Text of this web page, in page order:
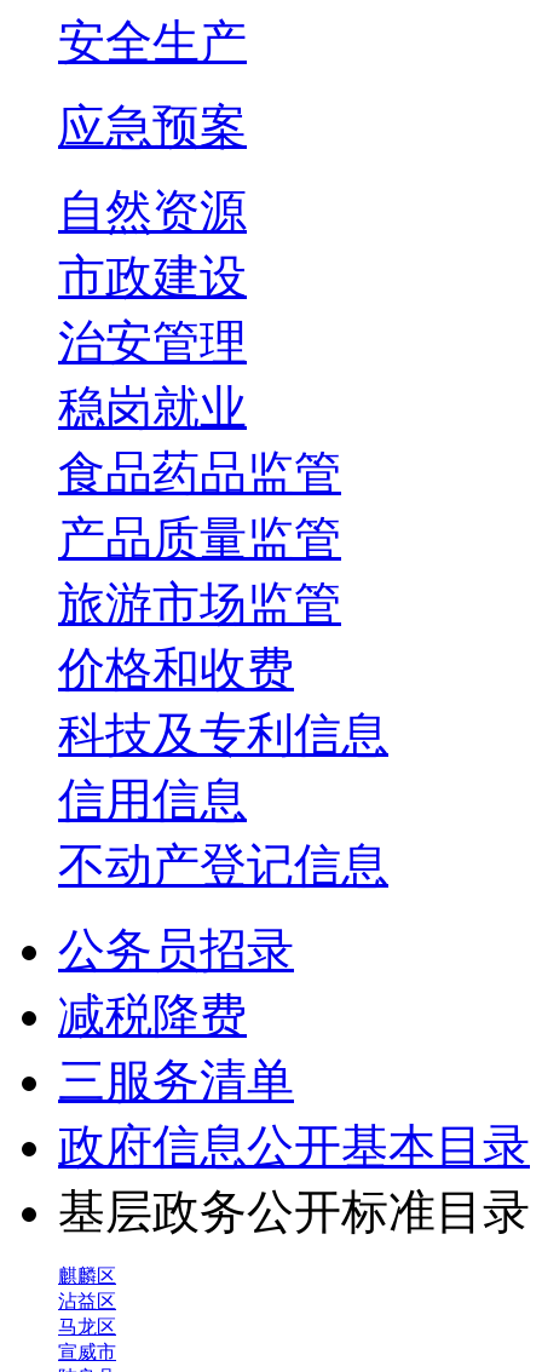
安全生产
应急预案
自然资源
市政建设
治安管理
稳岗就业
食品药品监管
产品质量监管
旅游市场监管
价格和收费
科技及专利信息
信用信息
不动产登记信息
公务员招录
减税降费
三服务清单
政府信息公开基本目录
基层政务公开标准目
麒麟区
沾益区
马龙区
宣威市